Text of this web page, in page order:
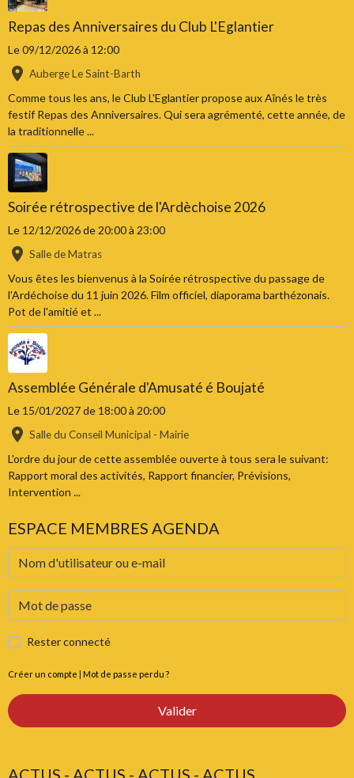
Repas des Anniversaires du Club L'Eglantier
Le 09/12/2026à 12:00
Auberge Le Saint-Barth
Comme tous les ans, le Club L'Eglantier propose aux Aînés le très
festif Repas des Anniversaires. Qui sera agrémenté, cette année, de
la traditionnelle ...
Soirée rétrospective de l'Ardèchoise 2026
Le 12/12/2026de 20:00à 23:00
Salle de Matras
Vous êtes les bienvenus à la Soirée rétrospective du passage de
l'Ardéchoise du 11 juin 2026. Film officiel, diaporama barthézonais.
Pot de l'amitié et ...
Assemblée Générale d'Amusaté é Boujaté
Le 15/01/2027de 18:00à 20:00
Salle du Conseil Municipal - Mairie
L'ordre du jour de cette assemblée ouverte à tous sera le suivant:
Rapport moral des activités, Rapport financier, Prévisions,
Intervention ...
ESPACE MEMBRES AGENDA
Rester connecté
Créer un compte | Mot de passe perdu ?
Valider
ACTUS - ACTUS - ACTUS - ACTUS